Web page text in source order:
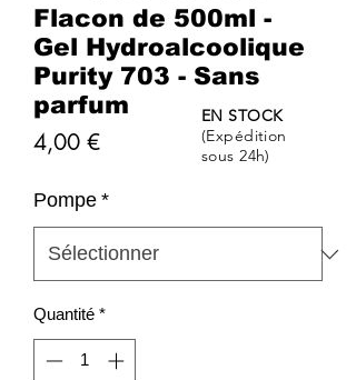
Flacon de 500ml -
Gel Hydroalcoolique
Purity 703 - Sans
parfum
4,00 €Prix
Pompe *
Quantité *
EN STOCK
(Expédition
sous 24h)